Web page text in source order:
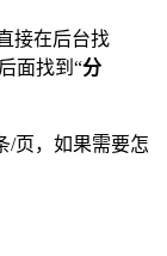
接在后台找
面找到“分
/页，如果需要怎